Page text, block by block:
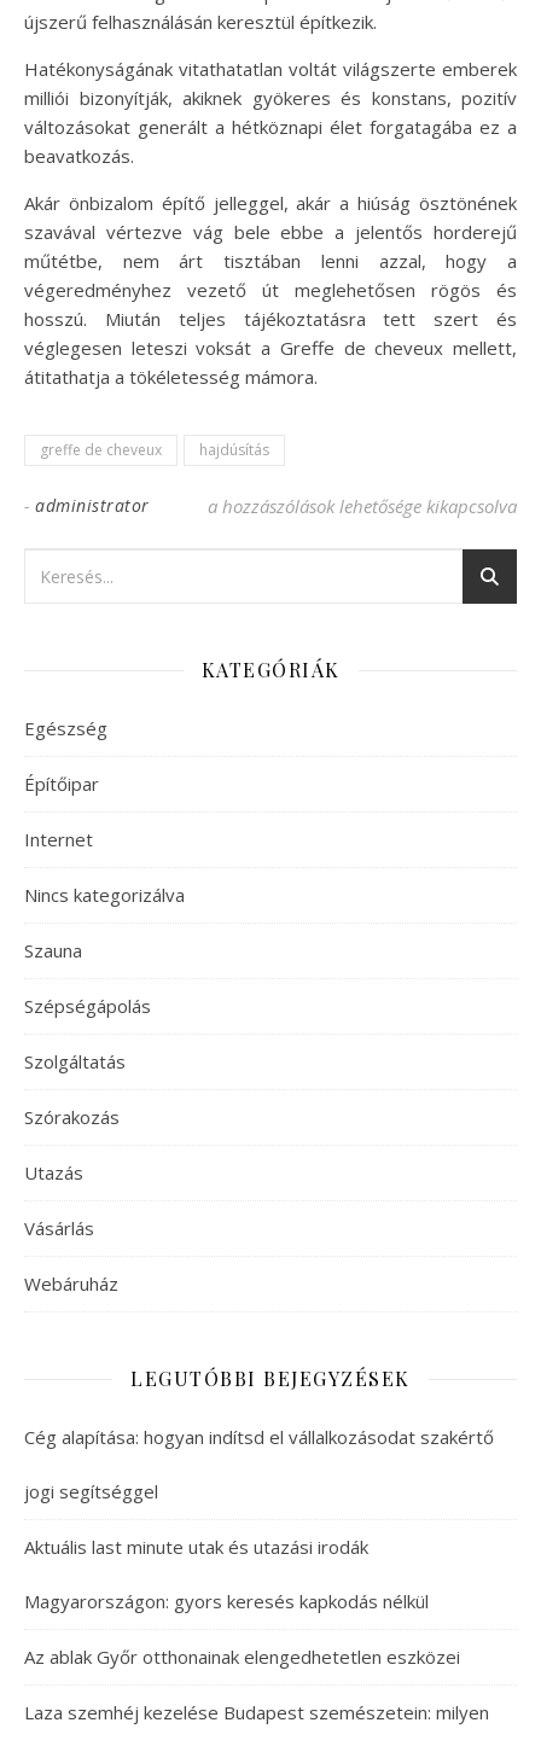
újszerű felhasználásán keresztül építkezik.
Hatékonyságának vitathatatlan voltát világszerte emberek
milliói bizonyítják, akiknek gyökeres és konstans, pozitív
változásokat generált a hétköznapi élet forgatagába ez a
beavatkozás.
Akár önbizalom építő jelleggel, akár a hiúság ösztönének
szavával vértezve vág bele ebbe a jelentős horderejű
műtétbe, nem árt tisztában lenni azzal, hogy a
végeredményhez vezető út meglehetősen rögös és
hosszú. Miután teljes tájékoztatásra tett szert és
véglegesen leteszi voksát a Greffe de cheveux mellett,
átitathatja a tökéletesség mámora.
greffe de cheveux hajdúsítás
- administrator Greffe de cheveux, a forradalmi
a hozzászólások lehetősége kikapcsolva
KATEGÓRIÁK
Egészség
Építőipar
Internet
Nincs kategorizálva
Szauna
Szépségápolás
Szolgáltatás
Szórakozás
Utazás
Vásárlás
Webáruház
LEGUTÓBBI BEJEGYZÉSEK
Cég alapítása: hogyan indítsd el vállalkozásodat szakértő
jogi segítséggel
Aktuális last minute utak és utazási irodák
Magyarországon: gyors keresés kapkodás nélkül
Az ablak Győr otthonainak elengedhetetlen eszközei
Laza szemhéj kezelése Budapest szemészetein: milyen